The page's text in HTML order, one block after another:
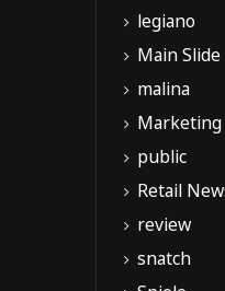
legiano
Main Slide
malina
Marketing
public
Retail
review
snatch